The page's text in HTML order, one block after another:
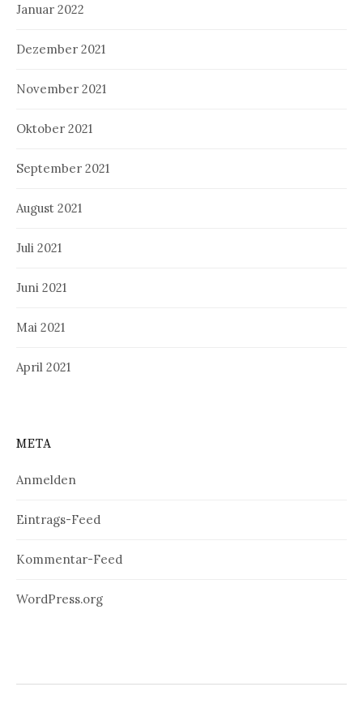
Januar 2022
Dezember 2021
November 2021
Oktober 2021
September 2021
August 2021
Juli 2021
Juni 2021
Mai 2021
April 2021
META
Anmelden
Eintrags-Feed
Kommentar-Feed
WordPress.org